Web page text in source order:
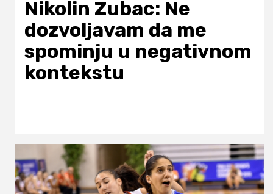
Nikolin Zubac: Ne
dozvoljavam da me
spominju u negativnom
kontekstu